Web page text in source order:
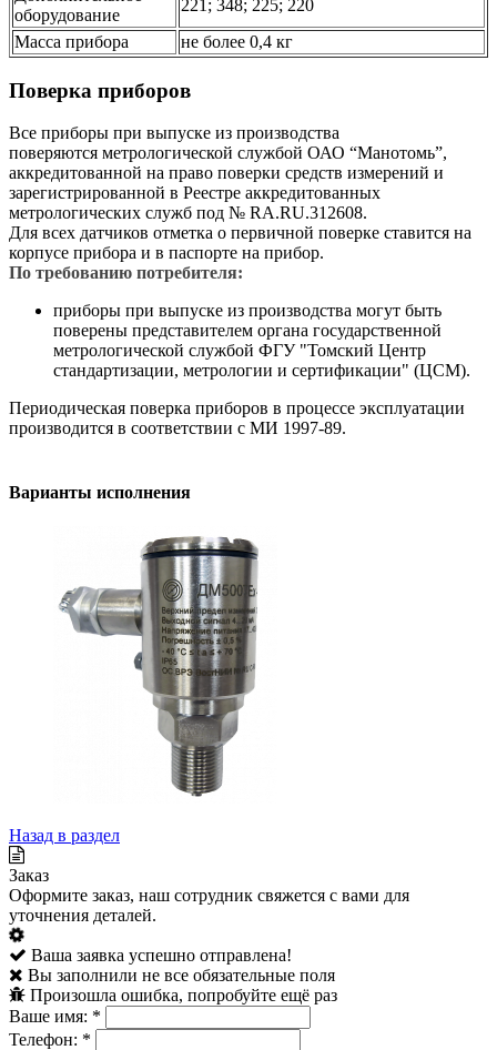
оборудование
221; 348; 225; 220
Масса прибора
не более 0,4 кг
Поверка приборов
Все приборы при выпуске из производства
поверяются метрологической службой ОАО “Манотомь”,
аккредитованной на право поверки средств измерений и
зарегистрированной в Реестре аккредитованных
метрологических служб под № RA.RU.312608.
Для всех датчиков отметка о первичной поверке ставится на
корпусе прибора и в паспорте на прибор.
По требованию потребителя:
приборы при выпуске из производства могут быть
поверены представителем органа государственной
метрологической службой ФГУ "Томский Центр
стандартизации, метрологии и сертификации" (ЦСМ).
Периодическая поверка приборов в процессе эксплуатации
производится в соответствии c МИ 1997-89.
Варианты исполнения
Назад в раздел
Заказ
Оформите заказ, наш сотрудник свяжется с вами для
уточнения деталей.
Ваша заявка успешно отправлена!
Вы заполнили не все обязательные поля
Произошла ошибка, попробуйте ещё раз
Ваше имя: *
Телефон: *